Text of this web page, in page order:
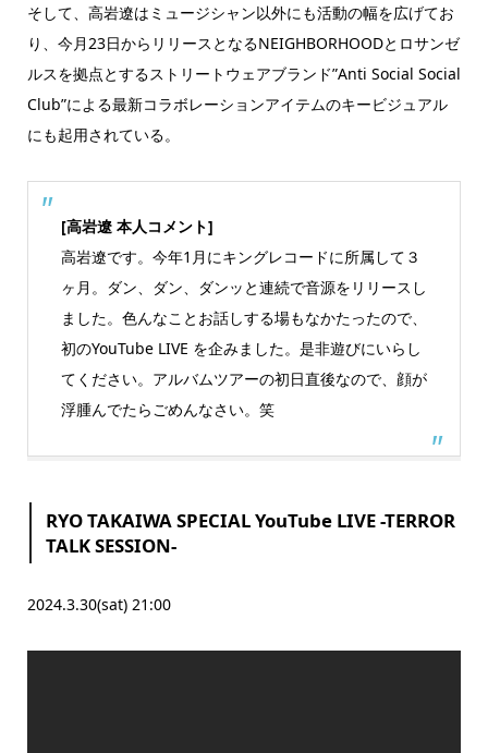
そして、高岩遼はミュージシャン以外にも活動の幅を広げてお
り、今月23日からリリースとなるNEIGHBORHOODとロサンゼ
ルスを拠点とするストリートウェアブランド”Anti Social Social
Club”による最新コラボレーションアイテムのキービジュアル
にも起用されている。
[高岩遼 本人コメント]
高岩遼です。今年1月にキングレコードに所属して３
ヶ月。ダン、ダン、ダンッと連続で音源をリリースし
ました。色んなことお話しする場もなかたったので、
初のYouTube LIVE を企みました。是非遊びにいらし
てください。アルバムツアーの初日直後なので、顔が
浮腫んでたらごめんなさい。笑
RYO TAKAIWA SPECIAL YouTube LIVE -TERROR
TALK SESSION-
2024.3.30(sat) 21:00